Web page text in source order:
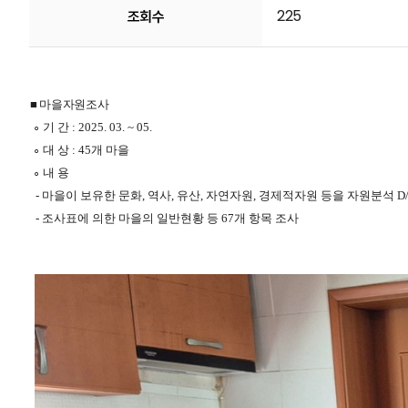
조회수 225
■ 마을자원조사
∘ 기 간 : 2025. 03. ~ 05.
∘ 대 상 : 45개 마을
∘ 내 용
- 마을이 보유한 문화, 역사, 유산, 자연자원, 경제적자원 등을 자원분석
- 조사표에 의한 마을의 일반현황 등 67개 항목 조사